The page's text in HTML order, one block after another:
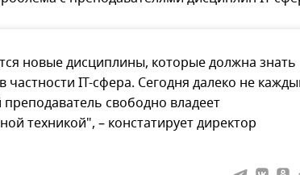
новые дисциплины, которые должна знать
частности IT-сфера. Сегодня далеко не
преподаватель свободно владеет
техникой", – констатирует директор